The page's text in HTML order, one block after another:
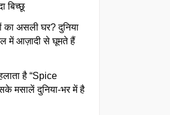
बिच्छू
का असली घर? दुनिया
में आज़ादी से घूमते हैं
है “Spice
मसालें दुनिया-भर में है